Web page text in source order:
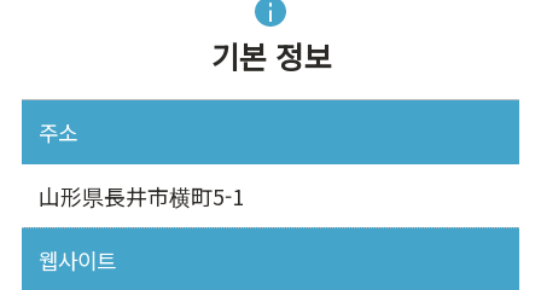
기본 정보
주소
山形県長井市横町5-1
웹사이트